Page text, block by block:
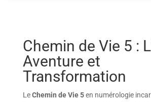
Chemin de Vie 5 :
Aventure et
Transformation
LeChemin de Vie 5en numérologie